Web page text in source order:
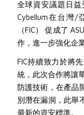
全球資安議題日
Cybellum在台灣/
（FIC） 促成了
作，進一步強化企
FIC持續致力於將
統，此次合作將讓
防護技術，在產品
別潛在漏洞，此舉
最新的資安標準。